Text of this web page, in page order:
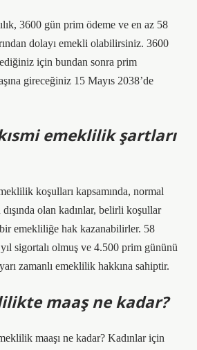
3600 gün prim ödeme ve en az 58
dolayı emekli olabilirsiniz. 3600
için bundan sonra prim
gireceğiniz 15 Mayıs 2038’de
emeklilik şartları
koşulları kapsamında, normal
olan kadınlar, belirli koşullar
emekliliğe hak kazanabilirler. 58
sigortalı olmuş ve 4.500 prim gününü
zamanlı emeklilik hakkına sahiptir.
maaş ne kadar?
maaşı ne kadar? Kadınlar için